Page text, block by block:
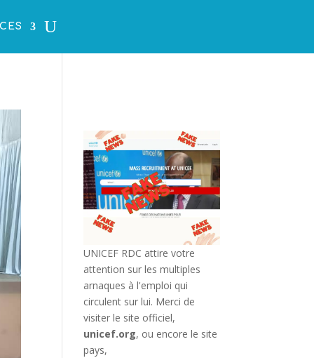
UNICEF RDC attire votre
attention sur les multiples
arnaques à l'emploi qui
circulent sur lui. Merci de
visiter le site officiel,
unicef.org, ou encore le site
pays,